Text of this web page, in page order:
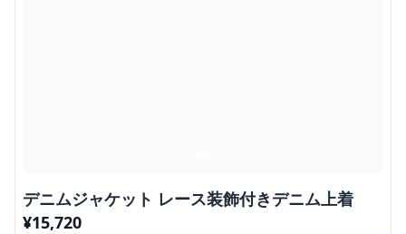
デニムジャケット レース装飾付きデニム上着
¥15,720